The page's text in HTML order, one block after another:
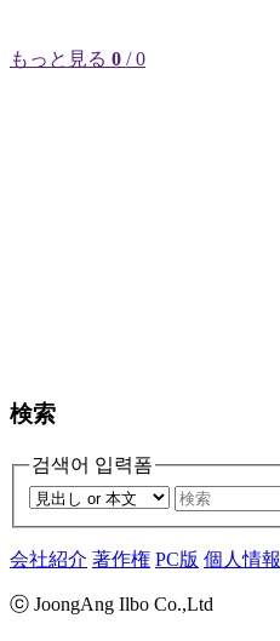
もっと見る 0 / 0
検索
검색어 입력폼
会社紹介 著作権 PC版 個人情報
ⓒ JoongAng Ilbo Co.,Ltd